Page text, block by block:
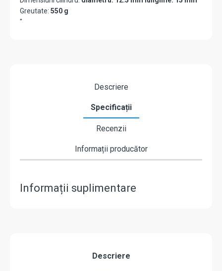
Greutate: 550 g
"
Descriere
Specificații
Recenzii
Informații producător
Informații suplimentare
Descriere